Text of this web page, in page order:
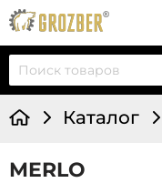
Каталог
MERLO